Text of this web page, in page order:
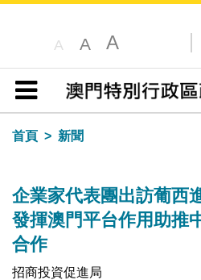
A A A
目錄
首頁
新聞
企業家代表團出訪葡西
發揮澳門平台作用助推
合作
招商投資促進局